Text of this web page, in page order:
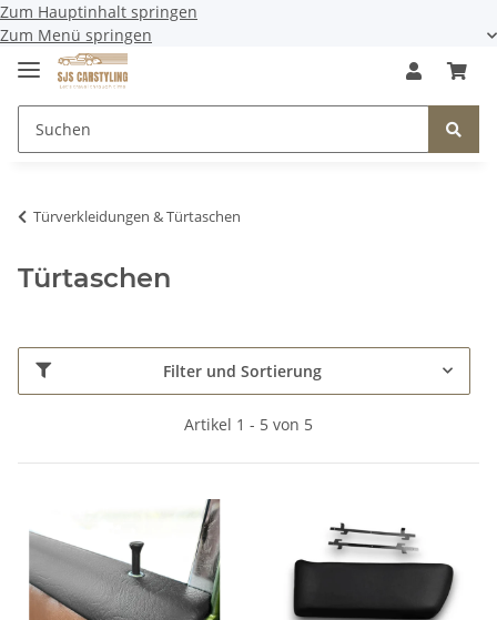
Zum Hauptinhalt springen
Zum Menü springen
Türverkleidungen & Türtaschen
Türtaschen
Filter und Sortierung
Artikel 1 - 5 von 5